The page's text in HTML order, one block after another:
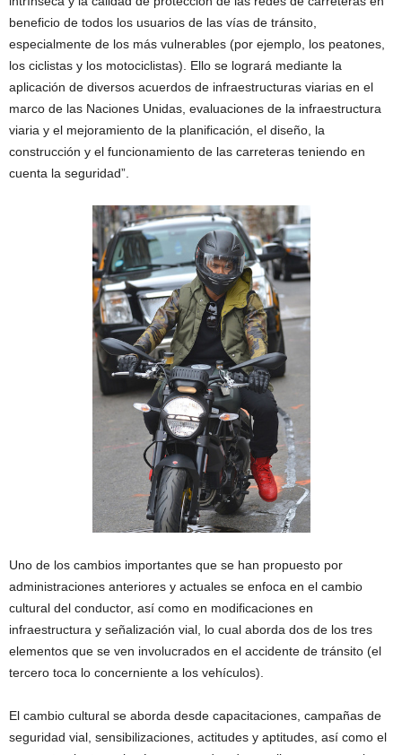
beneficio de todos los usuarios de las vías de tránsito,
especialmente de los más vulnerables (por ejemplo, los peatones,
los ciclistas y los motociclistas). Ello se logrará mediante la
aplicación de diversos acuerdos de infraestructuras viarias en el
marco de las Naciones Unidas, evaluaciones de la infraestructura
viaria y el mejoramiento de la planificación, el diseño, la
construcción y el funcionamiento de las carreteras teniendo en
cuenta la seguridad”.
Uno de los cambios importantes que se han propuesto por
administraciones anteriores y actuales se enfoca en el cambio
cultural del conductor, así como en modificaciones en
infraestructura y señalización vial, lo cual aborda dos de los tres
elementos que se ven involucrados en el accidente de tránsito (el
tercero toca lo concerniente a los vehículos).
El cambio cultural se aborda desde capacitaciones, campañas de
seguridad vial, sensibilizaciones, actitudes y aptitudes, así como el